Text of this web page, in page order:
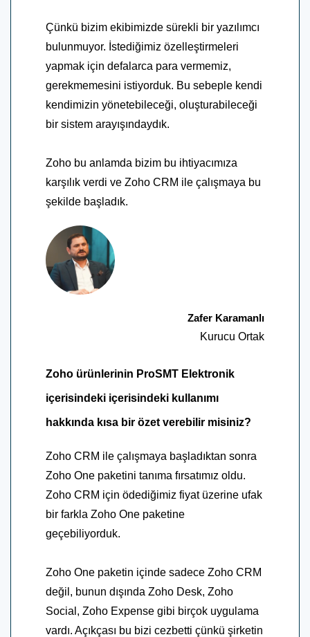
Çünkü bizim ekibimizde sürekli bir yazılımcı
bulunmuyor. İstediğimiz özelleştirmeleri
yapmak için defalarca para vermemiz,
gerekmemesini istiyorduk. Bu sebeple kendi
kendimizin yönetebileceği, oluşturabileceği
bir sistem arayışındaydık.
Zoho bu anlamda bizim bu ihtiyacımıza
karşılık verdi ve Zoho CRM ile çalışmaya bu
şekilde başladık.
Zafer Karamanlı
Kurucu Ortak
Zoho ürünlerinin ProSMT Elektronik
içerisindeki içerisindeki kullanımı
hakkında kısa bir özet verebilir misiniz?
Zoho CRM ile çalışmaya başladıktan sonra
Zoho One paketini tanıma fırsatımız oldu.
Zoho CRM için ödediğimiz fiyat üzerine ufak
bir farkla Zoho One paketine
geçebiliyorduk.
Zoho One paketin içinde sadece Zoho CRM
değil, bunun dışında Zoho Desk, Zoho
Social, Zoho Expense gibi birçok uygulama
vardı. Açıkçası bu bizi cezbetti çünkü şirketin